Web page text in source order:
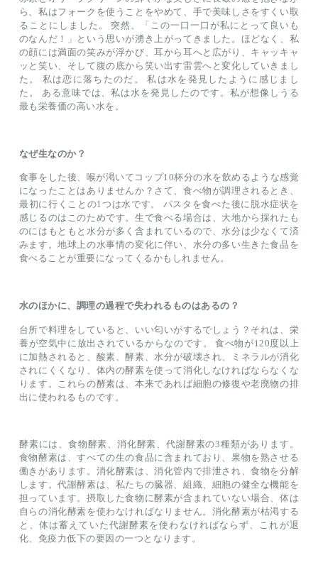
ら、私はフォークを使うことをやめて、手で美味しさをすくい取
ることにしました。 突然、「この一口一口が私にとって良いも
のなんだ！」という思いが湧き上がってきました。ほどなく、私
の顔には満面の笑みが浮かび、耳から耳へと広がり、キャッキャ
ッと笑い、そして腹の底から笑い出す雷雲へと変化していきまし
た。 私は恋に落ちたのだ。 私は水を発見したように感じまし
た。 ある意味では、私は水を発見したのです。私が想像しうる
最も栄養価の高い水を。
なぜ生なのか？
食事をした後、喉が渇いてコップ10杯分の水を飲めるような感覚
になったことはありませんか？さて、食べ物が調理されるとき、
最初に行くことの1つは水です。 パスタを食べた後に脱水症状を
感じるのはこのためです。生で食べる場合は、大地から採れたも
のにはもともと水分が多く含まれているので、水分は少なくて済
みます。地球上の水事情の変化に伴い、水分の多い生きた食品を
食べることが重要になってくるかもしれません。
水のほかに、調理の過程で失われるものはあるの？
台所で料理をしていると、いい匂いがするでしょう？それは、栄
養が空気中に放出されているからなのです。 食べ物が120度以上
に加熱されると、酸素、酵素、水分が破壊され、ミネラルが消化
されにくくなり、体内の酵素を使って消化しなければならなくな
ります。これらの酵素は、本来であれば細胞の修復や老廃物の排
出に使われるものです。
酵素には、食物酵素、消化酵素、代謝酵素の3種類があります。
食物酵素は、すべての生の食品に含まれており、果物を熟させる
働きがあります。消化酵素は、消化管内で排泄され、食物を分解
します。代謝酵素は、私たちの臓器、組織、細胞の健全な機能を
担っています。摂取した食物に酵素が含まれていない場合、体は
自らの消化酵素を使わなければなりません。消化酵素が枯渇する
と、体は蓄えていた代謝酵素を使わなければならず、これが退
化、免疫力低下の要因の一つとなります。